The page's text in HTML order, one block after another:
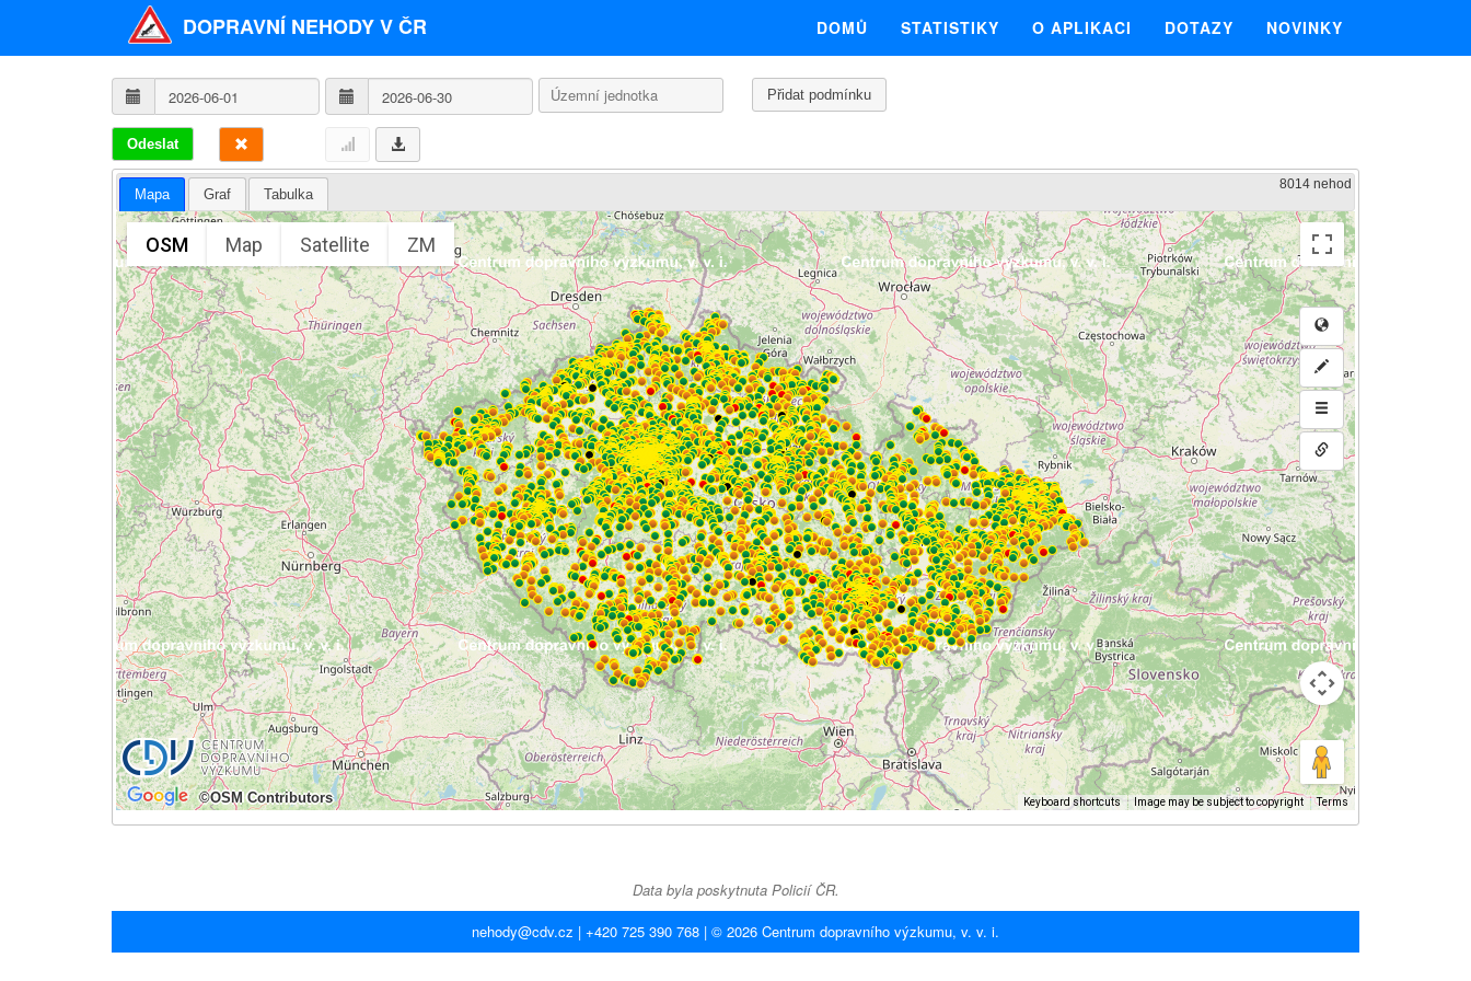
DOPRAVNÍ NEHODY V ČR DOMŮ STATISTIKY O APLIKACI DOTAZY NOVINKY
Přidat podmínku
Odeslat
Mapa Graf Tabulka
8014 nehod
OSM Map Satellite ZM
Keyboard shortcuts Image may be subject to copyright Terms
©OSM Contributors
Data byla poskytnuta Policií ČR.
nehody@cdv.cz | +420 725 390 768 | © 2026 Centrum dopravního výzkumu, v. v. i.